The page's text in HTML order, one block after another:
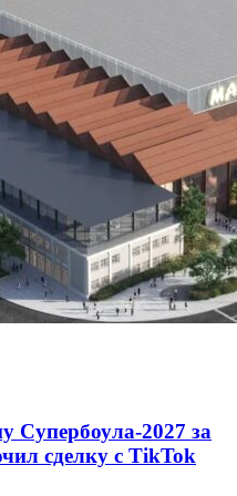
Супербоула-2027 за
сделку с TikTok